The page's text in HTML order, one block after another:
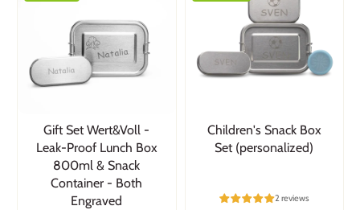
Gift Set Wert&Voll -
Leak-Proof Lunch Box
800ml & Snack
Container - Both
Engraved
Children's Snack Box
Set (personalized)
2 reviews